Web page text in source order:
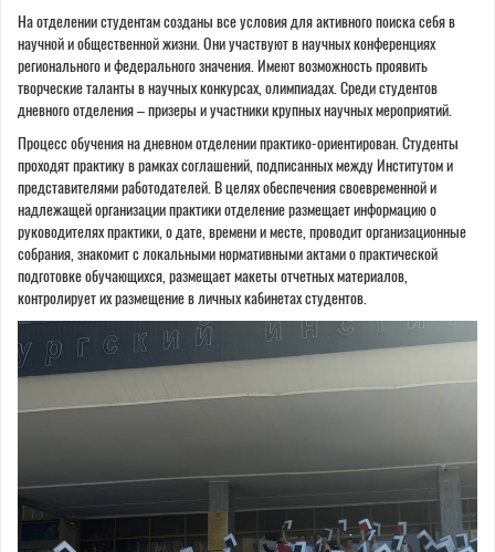
На отделении студентам созданы все условия для активного поиска себя в
научной и общественной жизни. Они участвуют в научных конференциях
регионального и федерального значения. Имеют возможность проявить
творческие таланты в научных конкурсах, олимпиадах. Среди студентов
дневного отделения – призеры и участники крупных научных мероприятий.
Процесс обучения на дневном отделении практико-ориентирован. Студенты
проходят практику в рамках соглашений, подписанных между Институтом и
представителями работодателей. В целях обеспечения своевременной и
надлежащей организации практики отделение размещает информацию о
руководителях практики, о дате, времени и месте, проводит организационные
собрания, знакомит с локальными нормативными актами о практической
подготовке обучающихся, размещает макеты отчетных материалов,
контролирует их размещение в личных кабинетах студентов.